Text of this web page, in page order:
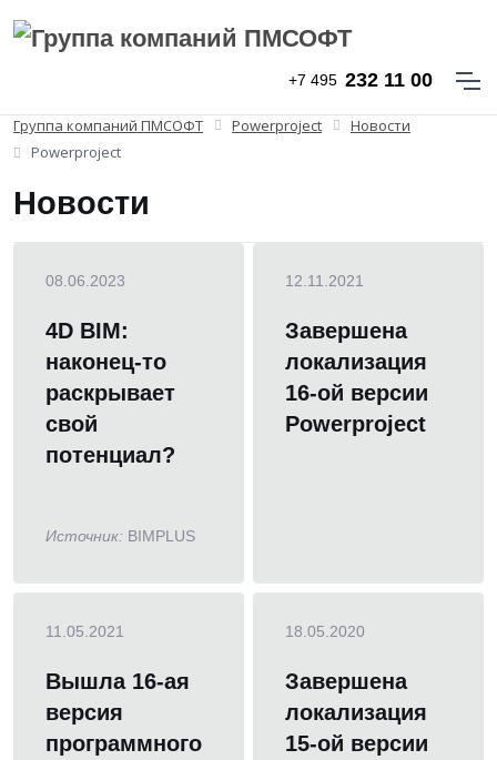
+7 495 232 11 00
Группа компаний ПМСОФТ Powerproject
Новости
Powerproject
Новости
08.06.2023
4D BIM:
наконец-то
раскрывает
свой
потенциал?
Источник: BIMPLUS
12.11.2021
Завершена
локализация
16-ой версии
Powerproject
11.05.2021
Вышла 16-ая
версия
программного
18.05.2020
Завершена
локализация
15-ой версии